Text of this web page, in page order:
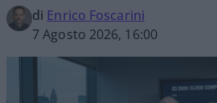
di Enrico Foscarini
7 Agosto 2026, 16:00